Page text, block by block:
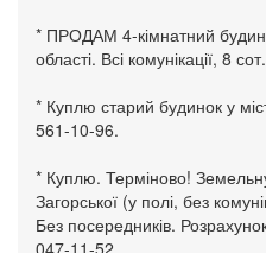
* ПРОДАМ 4-кімнатний
області. Всі комунікації, 8
* Куплю старий будинок у
561-10-96.
* Куплю. Терміново! Земельну
Загорської (у полі, без
Без посередників.
047-11-52.